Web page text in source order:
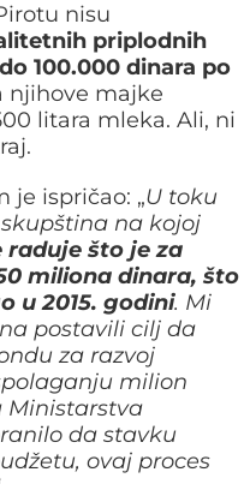
nisu
priplodnih
100.000 dinara po
njihove majke
litara mleka. Ali, ni
je ispričao: „U toku
na kojoj
raduje što je za
miliona dinara, što
u 2015. godini. Mi
postavili cilj da
za razvoj
milion
Ministarstva
da stavku
ovaj proces